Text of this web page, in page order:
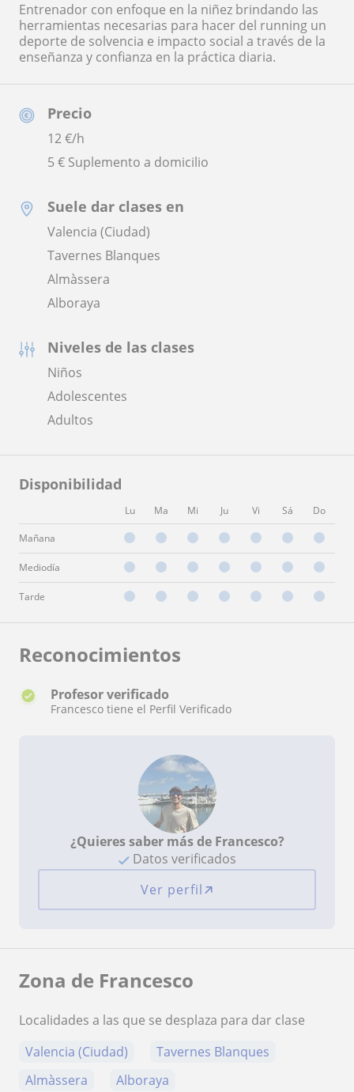
Precio
12€/h
5 € Suplemento a domicilio
Suele dar clases en
Valencia (Ciudad)
Tavernes Blanques
Almàssera
Alboraya
Niveles de las clases
Niños
Adolescentes
Adultos
Disponibilidad
Lu Ma Mi Ju Vi Sá Do
Mañana
Mediodía
Tarde
Entrenador con enfoque en la niñez brindando las
herramientas necesarias para hacer del running un
deporte de solvencia e impacto social a través de la
enseñanza y confianza en la práctica diaria.
Reconocimientos
Profesor verificado
Francesco tiene el Perfil Verificado
¿Quieres saber más de Francesco?
Datos verificados
Ver perfil
Zona de Francesco
Localidades a las que se desplaza para dar clase
Valencia (Ciudad)
Tavernes Blanques
Almàssera
Alboraya